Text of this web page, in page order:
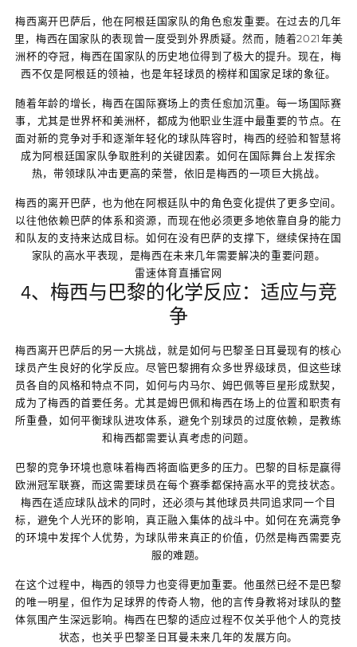
梅西离开巴萨后，他在阿根廷国家队的角色愈发重要。在过去的几年
里，梅西在国家队的表现曾一度受到外界质疑。然而，随着2021年美
洲杯的夺冠，梅西在国家队的历史地位得到了极大的提升。现在，梅
西不仅是阿根廷的领袖，也是年轻球员的榜样和国家足球的象征。
随着年龄的增长，梅西在国际赛场上的责任愈加沉重。每一场国际赛
事，尤其是世界杯和美洲杯，都成为他职业生涯中最重要的节点。在
面对新的竞争对手和逐渐年轻化的球队阵容时，梅西的经验和智慧将
成为阿根廷国家队争取胜利的关键因素。如何在国际舞台上发挥余
热，带领球队冲击更高的荣誉，依旧是梅西的一项巨大挑战。
梅西的离开巴萨，也为他在阿根廷队中的角色变化提供了更多空间。
以往他依赖巴萨的体系和资源，而现在他必须更多地依靠自身的能力
和队友的支持来达成目标。如何在没有巴萨的支撑下，继续保持在国
家队的高水平表现，是梅西在未来几年需要解决的重要问题。
雷速体育直播官网
4、梅西与巴黎的化学反应：适应与竞
争
梅西离开巴萨后的另一大挑战，就是如何与巴黎圣日耳曼现有的核心
球员产生良好的化学反应。尽管巴黎拥有众多世界级球员，但这些球
员各自的风格和特点不同，如何与内马尔、姆巴佩等巨星形成默契，
成为了梅西的首要任务。尤其是姆巴佩和梅西在场上的位置和职责有
所重叠，如何平衡球队进攻体系，避免个别球员的过度依赖，是教练
和梅西都需要认真考虑的问题。
巴黎的竞争环境也意味着梅西将面临更多的压力。巴黎的目标是赢得
欧洲冠军联赛，而这需要球员在每个赛季都保持高水平的竞技状态。
梅西在适应球队战术的同时，还必须与其他球员共同追求同一个目
标，避免个人光环的影响，真正融入集体的战斗中。如何在充满竞争
的环境中发挥个人优势，为球队带来真正的价值，仍然是梅西需要克
服的难题。
在这个过程中，梅西的领导力也变得更加重要。他虽然已经不是巴黎
的唯一明星，但作为足球界的传奇人物，他的言传身教将对球队的整
体氛围产生深远影响。梅西在巴黎的适应过程不仅关乎他个人的竞技
状态，也关乎巴黎圣日耳曼未来几年的发展方向。